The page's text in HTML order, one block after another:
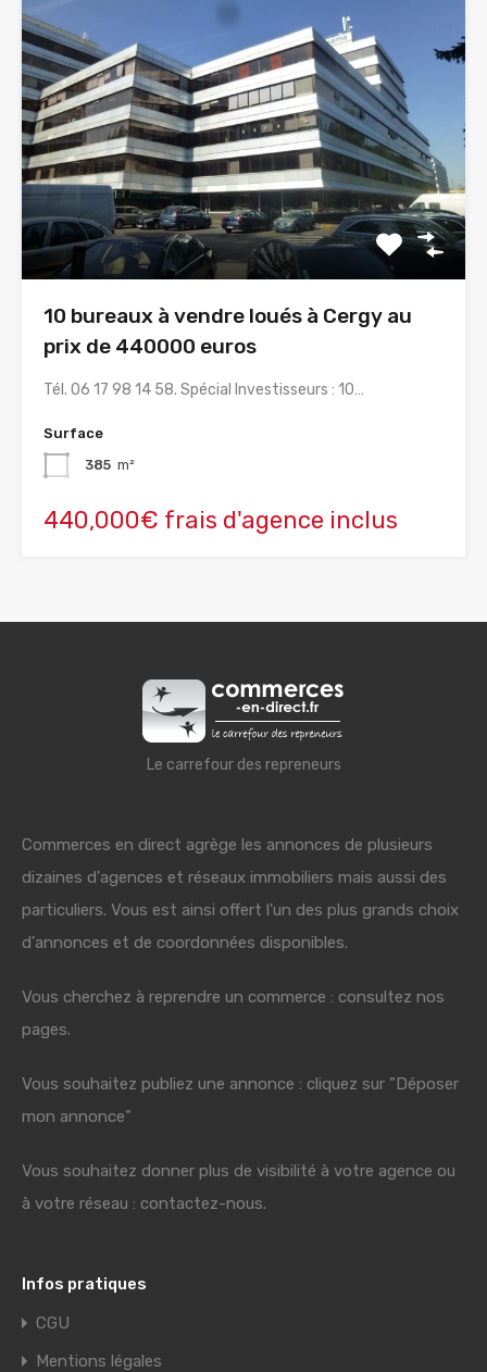
10 bureaux à vendre loués à Cergy au
prix de 440000 euros
Tél. 06 17 98 14 58. Spécial Investisseurs : 10…
Surface
385 m²
440,000€ frais d'agence inclus
Le carrefour des repreneurs
Commerces en direct agrège les annonces de plusieurs
dizaines d'agences et réseaux immobiliers mais aussi des
particuliers. Vous est ainsi offert l'un des plus grands choix
d'annonces et de coordonnées disponibles.
Vous cherchez à reprendre un commerce : consultez nos
pages.
Vous souhaitez publiez une annonce : cliquez sur "Déposer
mon annonce"
Vous souhaitez donner plus de visibilité à votre agence ou
à votre réseau : contactez-nous.
Infos pratiques
CGU
Mentions légales